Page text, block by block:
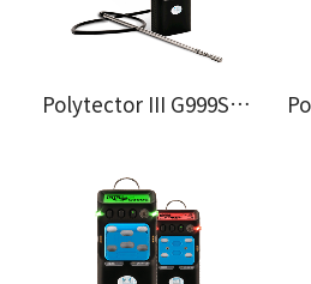
Polytector III G999S多氣體偵測器